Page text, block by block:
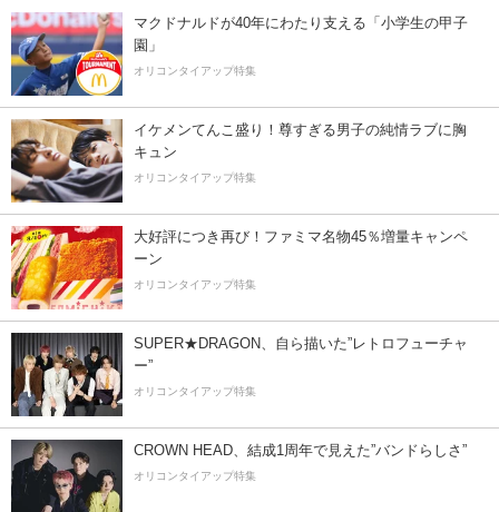
マクドナルドが40年にわたり支える「小学生の甲子
園」
オリコンタイアップ特集
イケメンてんこ盛り！尊すぎる男子の純情ラブに胸
キュン
オリコンタイアップ特集
大好評につき再び！ファミマ名物45％増量キャンペ
ーン
オリコンタイアップ特集
SUPER★DRAGON、自ら描いた”レトロフューチャ
ー”
オリコンタイアップ特集
CROWN HEAD、結成1周年で見えた”バンドらしさ”
オリコンタイアップ特集